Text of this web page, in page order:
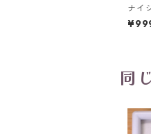
ナイ
ナイ
同